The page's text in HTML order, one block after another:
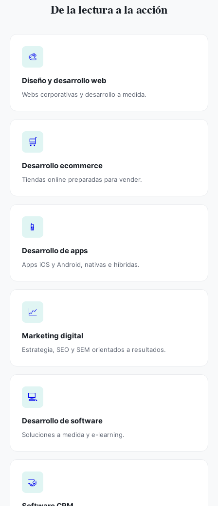
De la lectura a la acción
🎨
Diseño y desarrollo web
Webs corporativas y desarrollo a medida.
🛒
Desarrollo ecommerce
Tiendas online preparadas para vender.
📱
Desarrollo de apps
Apps iOS y Android, nativas e híbridas.
📈
Marketing digital
Estrategia, SEO y SEM orientados a resultados.
💻
Desarrollo de software
Soluciones a medida y e-learning.
🤝